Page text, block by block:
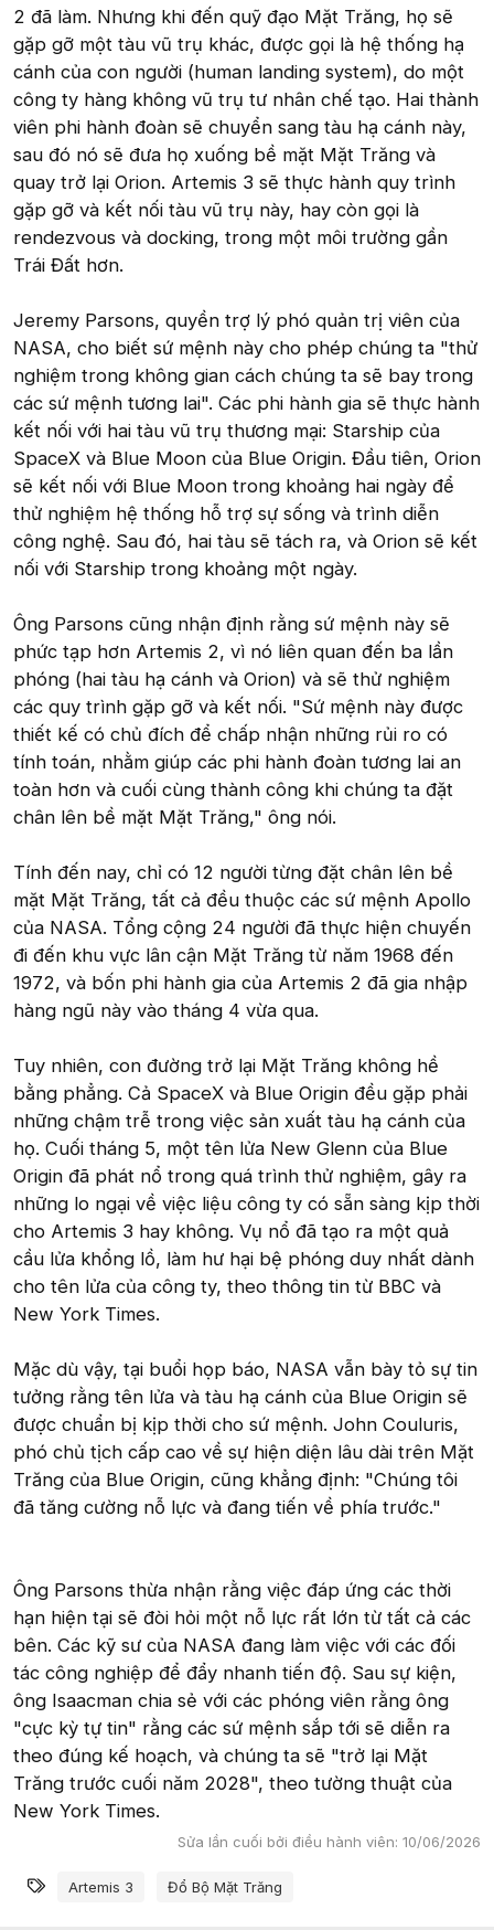
2 đã làm. Nhưng khi đến quỹ đạo Mặt Trăng, họ sẽ
gặp gỡ một tàu vũ trụ khác, được gọi là hệ thống hạ
cánh của con người (human landing system), do một
công ty hàng không vũ trụ tư nhân chế tạo. Hai thành
viên phi hành đoàn sẽ chuyển sang tàu hạ cánh này,
sau đó nó sẽ đưa họ xuống bề mặt Mặt Trăng và
quay trở lại Orion. Artemis 3 sẽ thực hành quy trình
gặp gỡ và kết nối tàu vũ trụ này, hay còn gọi là
rendezvous và docking, trong một môi trường gần
Trái Đất hơn.
Jeremy Parsons, quyền trợ lý phó quản trị viên của
NASA, cho biết sứ mệnh này cho phép chúng ta "thử
nghiệm trong không gian cách chúng ta sẽ bay trong
các sứ mệnh tương lai". Các phi hành gia sẽ thực hành
kết nối với hai tàu vũ trụ thương mại: Starship của
SpaceX và Blue Moon của Blue Origin. Đầu tiên, Orion
sẽ kết nối với Blue Moon trong khoảng hai ngày để
thử nghiệm hệ thống hỗ trợ sự sống và trình diễn
công nghệ. Sau đó, hai tàu sẽ tách ra, và Orion sẽ kết
nối với Starship trong khoảng một ngày.
Ông Parsons cũng nhận định rằng sứ mệnh này sẽ
phức tạp hơn Artemis 2, vì nó liên quan đến ba lần
phóng (hai tàu hạ cánh và Orion) và sẽ thử nghiệm
các quy trình gặp gỡ và kết nối. "Sứ mệnh này được
thiết kế có chủ đích để chấp nhận những rủi ro có
tính toán, nhằm giúp các phi hành đoàn tương lai an
toàn hơn và cuối cùng thành công khi chúng ta đặt
chân lên bề mặt Mặt Trăng," ông nói.
Tính đến nay, chỉ có 12 người từng đặt chân lên bề
mặt Mặt Trăng, tất cả đều thuộc các sứ mệnh Apollo
của NASA. Tổng cộng 24 người đã thực hiện chuyến
đi đến khu vực lân cận Mặt Trăng từ năm 1968 đến
1972, và bốn phi hành gia của Artemis 2 đã gia nhập
hàng ngũ này vào tháng 4 vừa qua.
Tuy nhiên, con đường trở lại Mặt Trăng không hề
bằng phẳng. Cả SpaceX và Blue Origin đều gặp phải
những chậm trễ trong việc sản xuất tàu hạ cánh của
họ. Cuối tháng 5, một tên lửa New Glenn của Blue
Origin đã phát nổ trong quá trình thử nghiệm, gây ra
những lo ngại về việc liệu công ty có sẵn sàng kịp thời
cho Artemis 3 hay không. Vụ nổ đã tạo ra một quả
cầu lửa khổng lồ, làm hư hại bệ phóng duy nhất dành
cho tên lửa của công ty, theo thông tin từ BBC và
New York Times.
Mặc dù vậy, tại buổi họp báo, NASA vẫn bày tỏ sự tin
tưởng rằng tên lửa và tàu hạ cánh của Blue Origin sẽ
được chuẩn bị kịp thời cho sứ mệnh. John Couluris,
phó chủ tịch cấp cao về sự hiện diện lâu dài trên Mặt
Trăng của Blue Origin, cũng khẳng định: "Chúng tôi
đã tăng cường nỗ lực và đang tiến về phía trước."
Ông Parsons thừa nhận rằng việc đáp ứng các thời
hạn hiện tại sẽ đòi hỏi một nỗ lực rất lớn từ tất cả các
bên. Các kỹ sư của NASA đang làm việc với các đối
tác công nghiệp để đẩy nhanh tiến độ. Sau sự kiện,
ông Isaacman chia sẻ với các phóng viên rằng ông
"cực kỳ tự tin" rằng các sứ mệnh sắp tới sẽ diễn ra
theo đúng kế hoạch, và chúng ta sẽ "trở lại Mặt
Trăng trước cuối năm 2028", theo tường thuật của
New York Times.
Sửa lần cuối bởi điều hành viên: 10/06/2026
Từ khóa
Artemis 3 Đổ Bộ Mặt Trăng